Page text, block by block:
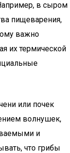
в сыром
пищеварения,
важно
их термической
или почек
волнушек,
и
что грибы